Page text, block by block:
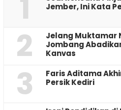
Jember, Ini Kata
2
Jelang Muktamar
Jombang
Kanvas
3
Faris Aditama
Persik Kediri